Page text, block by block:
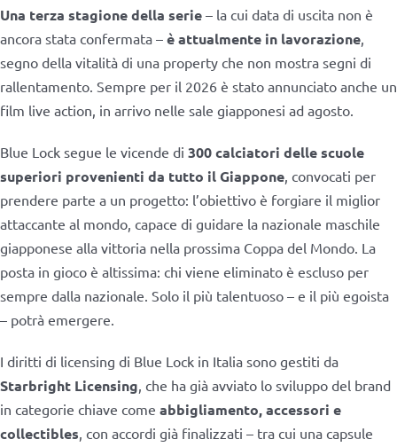
Una terza stagione della serie – la cui data di uscita non è
ancora stata confermata – è attualmente in lavorazione,
segno della vitalità di una property che non mostra segni di
rallentamento. Sempre per il 2026 è stato annunciato anche un
film live action, in arrivo nelle sale giapponesi ad agosto.
Blue Lock segue le vicende di 300 calciatori delle scuole
superiori provenienti da tutto il Giappone, convocati per
prendere parte a un progetto: l’obiettivo è forgiare il miglior
attaccante al mondo, capace di guidare la nazionale maschile
giapponese alla vittoria nella prossima Coppa del Mondo. La
posta in gioco è altissima: chi viene eliminato è escluso per
sempre dalla nazionale. Solo il più talentuoso – e il più egoista
– potrà emergere.
I diritti di licensing di Blue Lock in Italia sono gestiti da
Starbright Licensing, che ha già avviato lo sviluppo del brand
in categorie chiave come abbigliamento, accessori e
collectibles, con accordi già finalizzati – tra cui una capsule